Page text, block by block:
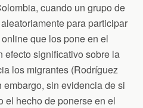
cuando un grupo de
para participar
que los pone en el
efecto significativo sobre la
los migrantes (Rodríguez
sin evidencia de si
el hecho de ponerse en el